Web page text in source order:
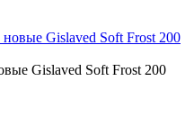
Gislaved Soft Frost 200